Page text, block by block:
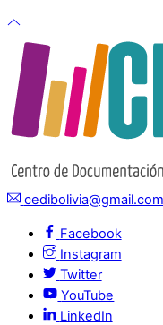
cedibolivia@gmail.com
Facebook
Instagram
Twitter
YouTube
LinkedIn